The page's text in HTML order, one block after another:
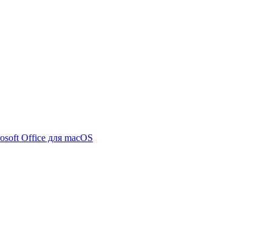
Office для macOS